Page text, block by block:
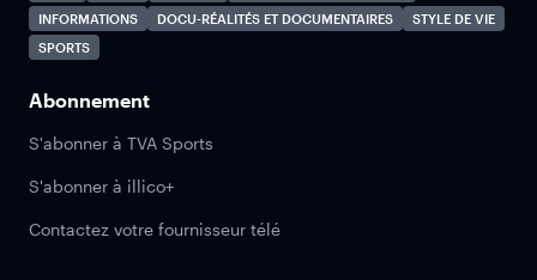
INFORMATIONS
DOCU-RÉALITÉS ET DOCUMENTAIRES
STYLE DE VIE
SPORTS
Abonnement
S'abonner à TVA Sports
S'abonner à illico+
Contactez votre fournisseur télé